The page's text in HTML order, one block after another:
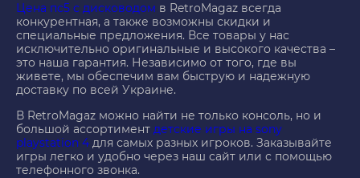
Цена пс5 с дисководом в RetroMagaz всегда
конкурентная, а также возможны скидки и
специальные предложения. Все товары у нас
исключительно оригинальные и высокого качества –
это наша гарантия. Независимо от того, где вы
живете, мы обеспечим вам быструю и надежную
доставку по всей Украине.
В RetroMagaz можно найти не только консоль, но и
большой ассортимент детские игры на sony
playstation 4 для самых разных игроков. Заказывайте
игры легко и удобно через наш сайт или с помощью
телефонного звонка.